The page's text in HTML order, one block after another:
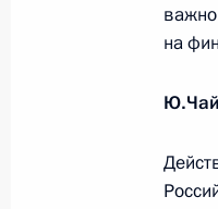
13
важно
на